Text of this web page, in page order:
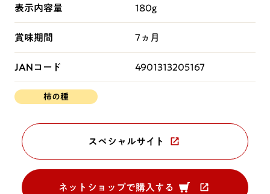
表示内容量 180g
賞味期間 7ヵ月
JANコード 4901313205167
柿の種
スペシャルサイト
ネットショップで購入する